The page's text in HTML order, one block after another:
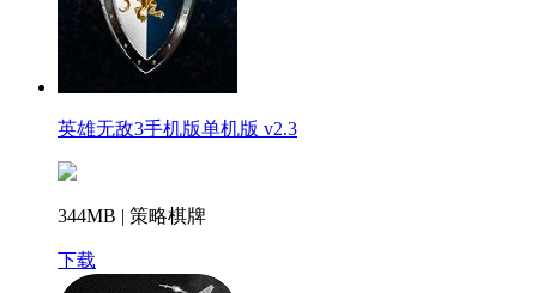
英雄无敌3手机版单机版 v2.3
344MB | 策略棋牌
下载